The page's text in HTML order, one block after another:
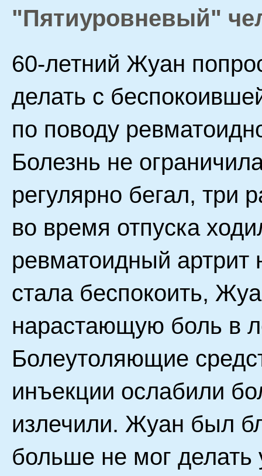
"Пятиуровневый"
60-летний Жуан
делать с
по поводу
Болезнь не
регулярно бегал, три
во время отпуска
ревматоидный артрит
стала беспокоить,
нарастающую боль в
Болеутоляющие
инъекции ослабили
излечили. Жуан был
больше не мог делать